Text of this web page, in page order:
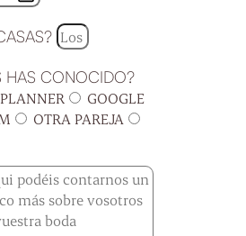
CONOCIDO?
GOOGLE
OTRA PAREJA